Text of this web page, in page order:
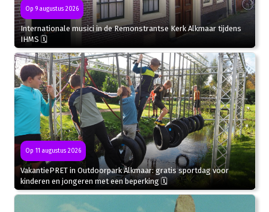
Op 9 augustus 2026
Internationale musici in de Remonstrantse Kerk Alkmaar tijdens
IHMS 🗓
Op 11 augustus 2026
VakantiePRET in Outdoorpark Alkmaar: gratis sportdag voor
kinderen en jongeren met een beperking 🗓